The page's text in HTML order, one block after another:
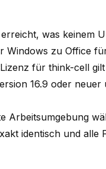
was keinem
zu Office
für think-cell
16.9 oder neuer
Arbeitsumgebung
identisch und alle